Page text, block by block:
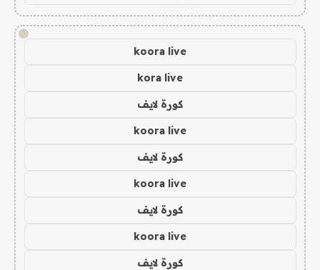
!
koora live
kora live
كورة لايف
koora live
كورة لايف
koora live
كورة لايف
koora live
كورة لايف